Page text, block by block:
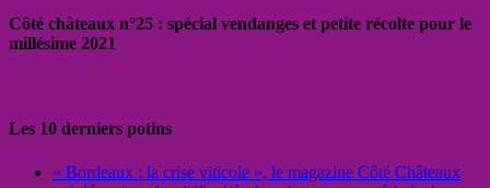
Côté châteaux n°25 : spécial vendanges et petite récolte pour le
millésime 2021
Les 10 derniers potins
« Bordeaux : la crise viticole », le magazine Côté Châteaux